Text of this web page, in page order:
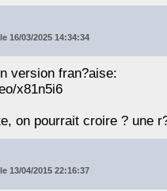
16/03/2025 14:34:34
version fran?aise:
x81n5i6
on pourrait croire ? une
13/04/2015 22:16:37